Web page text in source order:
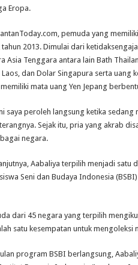
Eropa.
pemuda yang
2013. Dimulai dari
Asia Tenggara antara lain Bath
dan Dolar Singapura serta uang
mata uang Yen Jepang
saya peroleh langsung ketika
Sejak itu, pria yang akrab
negara.
Aabaliya terpilih menjadi
Seni dan Budaya Indonesia
dari 45 negara yang terpilih
satu kesempatan untuk
program BSBI berlangsung,